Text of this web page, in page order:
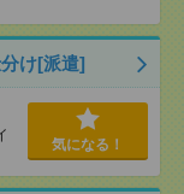
け[派遣]
気になる！